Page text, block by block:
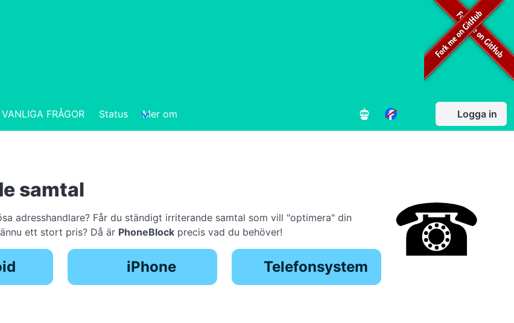
VANLIGA FRÅGOR Status Mer om Logga in
samtal
adresshandlare? Får du ständigt irriterande samtal som vill "optimera" din
ett stort pris? Då är PhoneBlock precis vad du behöver!
iPhone Telefonsystem